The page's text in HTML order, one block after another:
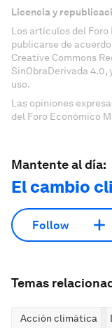
Licencia y
Los artículos del Foro
publicarse de
Creative Commons
SinObraDerivada 4.0,
uso.
Las opiniones
del Foro Económico
Mantente al día:
El cambio
Follow
Temas
Acción climática